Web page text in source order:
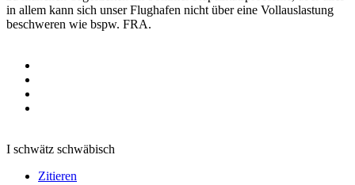
in allem kann sich unser Flughafen nicht über eine Vollauslastung
beschweren wie bspw. FRA.
I schwätz schwäbisch
Zitieren